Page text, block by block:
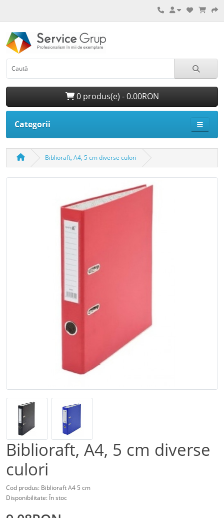
0 produs(e) - 0.00RON
Categorii
Biblioraft, A4, 5 cm diverse culori
Biblioraft, A4, 5 cm diverse
culori
Cod produs: Biblioraft A4 5 cm
Disponibilitate: În stoc